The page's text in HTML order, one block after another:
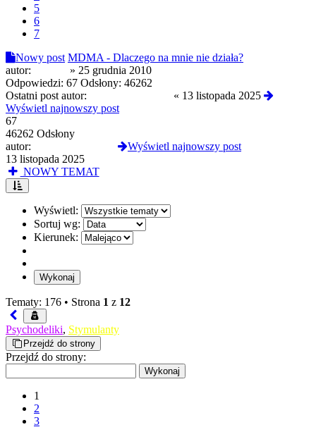
5
6
7
Nowy post MDMA - Dlaczego na mnie nie działa?
autor:
» 25 grudnia 2010
Odpowiedzi: 67 Odsłony: 46262
Ostatni post autor:
« 13 listopada 2025
Wyświetl najnowszy post
67
46262 Odsłony
autor:
Wyświetl najnowszy post
13 listopada 2025
NOWY TEMAT
Wyświetl:
Sortuj wg:
Kierunek:
Tematy: 176 • Strona 1 z 12
Psychodeliki, Stymulanty
Przejdź do strony
Przejdź do strony:
1
2
3